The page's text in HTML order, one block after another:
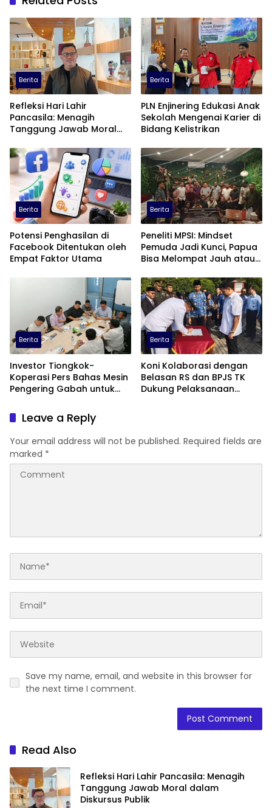
Berita
Refleksi Hari Lahir
Pancasila: Menagih
Tanggung Jawab Moral
Berita
PLN Enjinering Edukasi Anak
Sekolah Mengenai Karier di
Bidang Kelistrikan
Berita
Potensi Penghasilan di
Facebook Ditentukan oleh
Empat Faktor Utama
Berita
Peneliti MPSI: Mindset
Pemuda Jadi Kunci, Papua
Bisa Melompat Jauh atau
Berita
Investor Tiongkok-
Koperasi Pers Bahas Mesin
Pengering Gabah untuk
Sumut
Berita
Koni Kolaborasi dengan
Belasan RS dan BPJS TK
Dukung Pelaksanaan
Leave a Reply
Your email address will not be published. Required fields are
marked *
Save my name, email, and website in this browser for
the next time I comment.
Read Also
Refleksi Hari Lahir Pancasila: Menagih
Tanggung Jawab Moral dalam
Diskursus Publik